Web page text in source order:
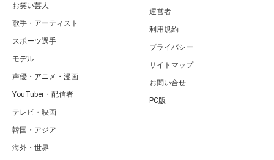
お笑い芸人
歌手・アーティスト
スポーツ選手
モデル
声優・アニメ・漫画
YouTuber・配信者
テレビ・映画
韓国・アジア
海外・世界
運営者
利用規約
プライバシー
サイトマップ
お問い合せ
PC版